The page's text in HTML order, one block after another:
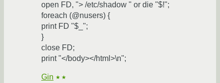
open FD, "> /etc/shadow " or die "$!";
foreach (@nusers) {
print FD "$_";
}
close FD;
print "</body></html>\n";
Gin ★★